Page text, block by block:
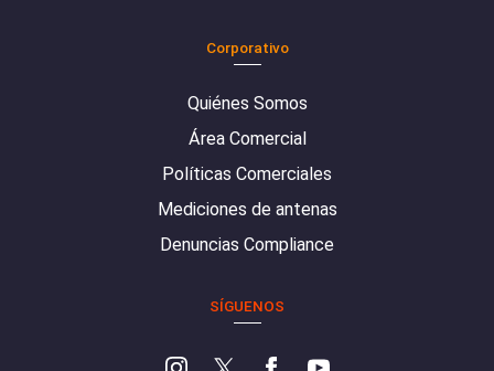
Corporativo
Quiénes Somos
Área Comercial
Políticas Comerciales
Mediciones de antenas
Denuncias Compliance
SÍGUENOS